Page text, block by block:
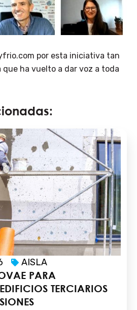
por esta iniciativa tan
que ha vuelto a dar voz a toda
AISLA
PARA
TERCIARIOS